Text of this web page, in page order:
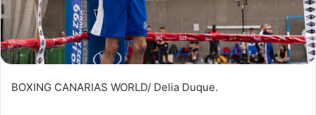
BOXING CANARIAS WORLD/ Delia Duque.